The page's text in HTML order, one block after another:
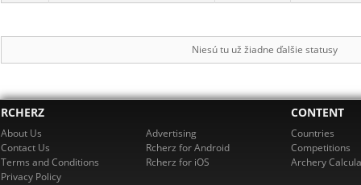
Niesú tu už žiadne ďalšie statusy
RCHERZ
About Us
Contact Us
Terms and Conditions
Privacy Policy
Advertising
Rcherz for Android
Rcherz for iOS
CONTENT
Countries
Competitions
Archery